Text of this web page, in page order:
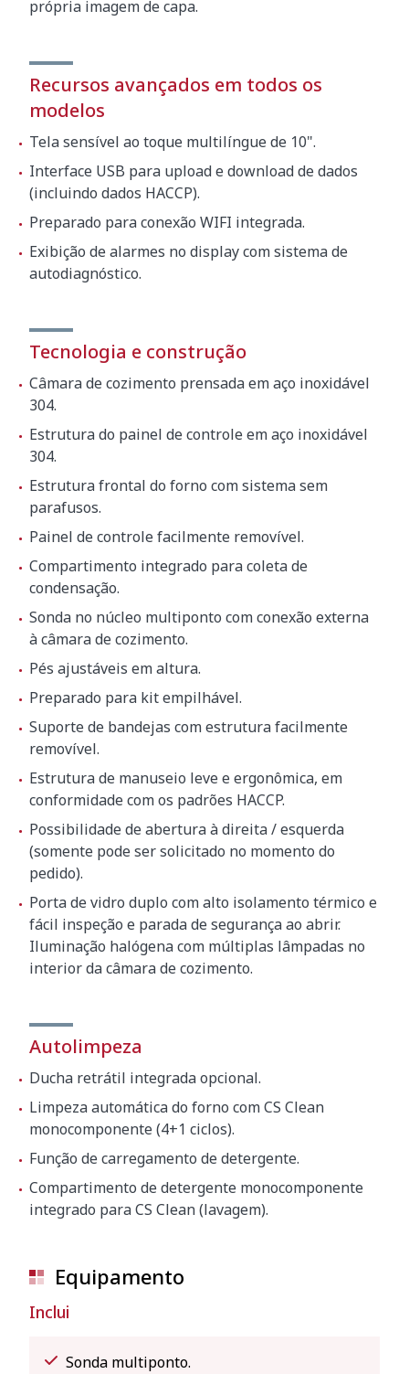
própria imagem de capa.
Recursos avançados em todos os
modelos
Tela sensível ao toque multilíngue de 10".
Interface USB para upload e download de dados
(incluindo dados HACCP).
Preparado para conexão WIFI integrada.
Exibição de alarmes no display com sistema de
autodiagnóstico.
Tecnologia e construção
Câmara de cozimento prensada em aço inoxidável
304.
Estrutura do painel de controle em aço inoxidável
304.
Estrutura frontal do forno com sistema sem
parafusos.
Painel de controle facilmente removível.
Compartimento integrado para coleta de
condensação.
Sonda no núcleo multiponto com conexão externa
à câmara de cozimento.
Pés ajustáveis em altura.
Preparado para kit empilhável.
Suporte de bandejas com estrutura facilmente
removível.
Estrutura de manuseio leve e ergonômica, em
conformidade com os padrões HACCP.
Possibilidade de abertura à direita / esquerda
(somente pode ser solicitado no momento do
pedido).
Porta de vidro duplo com alto isolamento térmico e
fácil inspeção e parada de segurança ao abrir.
Iluminação halógena com múltiplas lâmpadas no
interior da câmara de cozimento.
Autolimpeza
Ducha retrátil integrada opcional.
Limpeza automática do forno com CS Clean
monocomponente (4+1 ciclos).
Função de carregamento de detergente.
Compartimento de detergente monocomponente
integrado para CS Clean (lavagem).
Equipamento
Inclui
Sonda multiponto.